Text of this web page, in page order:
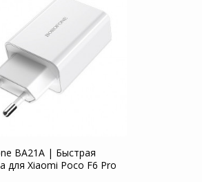
BA21A | Быстрая
для Xiaomi Poco F6 Pro